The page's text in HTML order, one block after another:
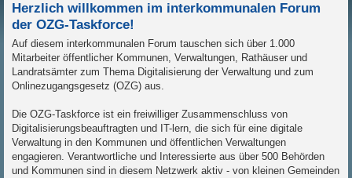
Herzlich willkommen im interkommunalen Forum
der OZG-Taskforce!
Auf diesem interkommunalen Forum tauschen sich über 1.000
Mitarbeiter öffentlicher Kommunen, Verwaltungen, Rathäuser und
Landratsämter zum Thema Digitalisierung der Verwaltung und zum
Onlinezugangsgesetz (OZG) aus.
Die OZG-Taskforce ist ein freiwilliger Zusammenschluss von
Digitalisierungsbeauftragten und IT-lern, die sich für eine digitale
Verwaltung in den Kommunen und öffentlichen Verwaltungen
engagieren. Verantwortliche und Interessierte aus über 500 Behörden
und Kommunen sind in diesem Netzwerk aktiv - von kleinen Gemeinden